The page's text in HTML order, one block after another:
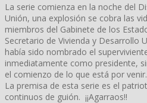
La serie comienza en la noche del
Unión, una explosión se cobra las
miembros del Gabinete de los
Secretario de Vivienda y Desarrollo
había sido nombrado el
inmediatamente como presidente,
el comienzo de lo que está por venir.
La premisa de esta serie es el
continuos de guión. ¡¡Agarraos!!